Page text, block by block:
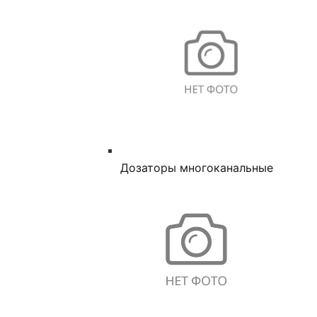
Дозаторы многоканальные